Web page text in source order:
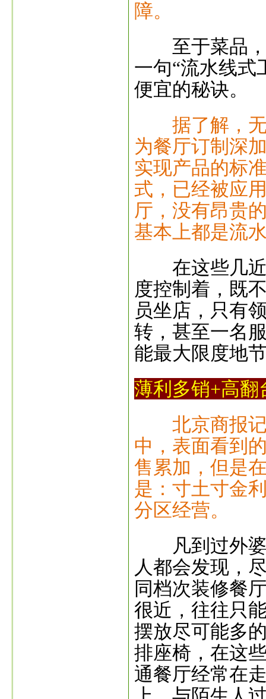
障。
至于菜品，
一句“流水线式
便宜的秘诀。
据了解，
为餐厅订制深
实现产品的标
式，已经被应
厅，没有昂贵
基本上都是流
在这些几近
度控制着，既
员坐店，只有
转，甚至一名
能最大限度地
薄利多销+高翻
北京商报
中，表面看到
售累加，但是
是：寸土寸金
分区经营。
凡到过外婆
人都会发现，
同档次装修餐
很近，往往只
摆放尽可能多
排座椅，在这
通餐厅经常在